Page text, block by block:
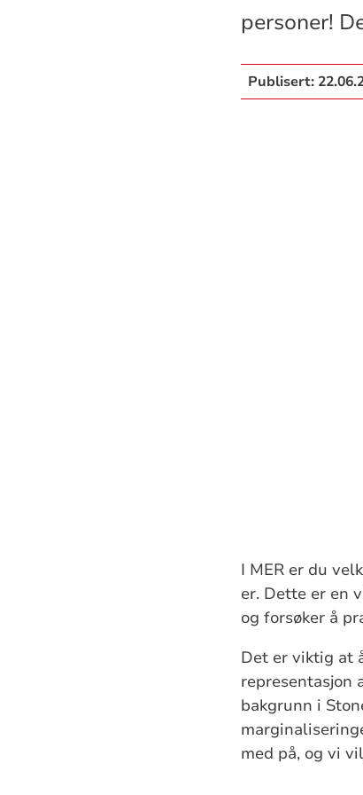
personer!
Publisert:
I MER er du
er. Dette er en
og forsøker å
Det er viktig at
representasjon
bakgrunn i
med på, og vi